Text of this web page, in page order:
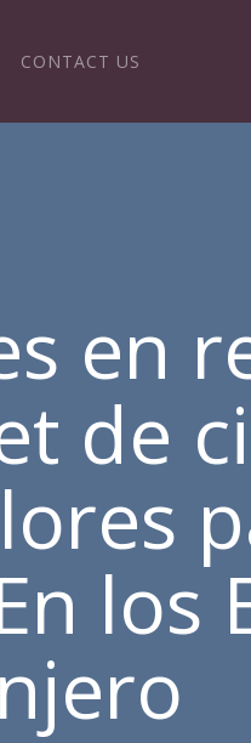
CONTACT US
en
de
los